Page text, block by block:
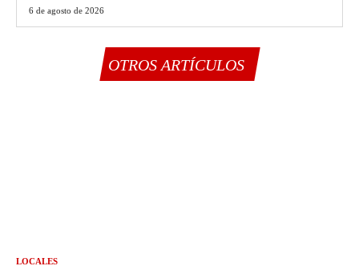
6 de agosto de 2026
OTROS ARTÍCULOS
LOCALES